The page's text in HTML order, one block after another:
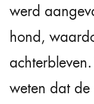
werd
hond,
weten dat